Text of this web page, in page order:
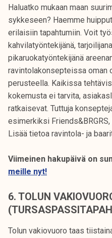
Haluatko mukaan maan
sykkeseen? Haemme
erilaisiin tapahtumiin. Voit
kahvilatyöntekijänä,
pikaruokatyöntekijänä
ravintolakonsepteissa
perusteella. Kaikissa
kokemusta ei tarvita,
ratkaisevat. Tuttuja
esimerkiksi
Lisää tietoa ravintola- ja
Viimeinen hakupäivä on
meille nyt!
6. TOLUN
Tolun vakiovuoro taas